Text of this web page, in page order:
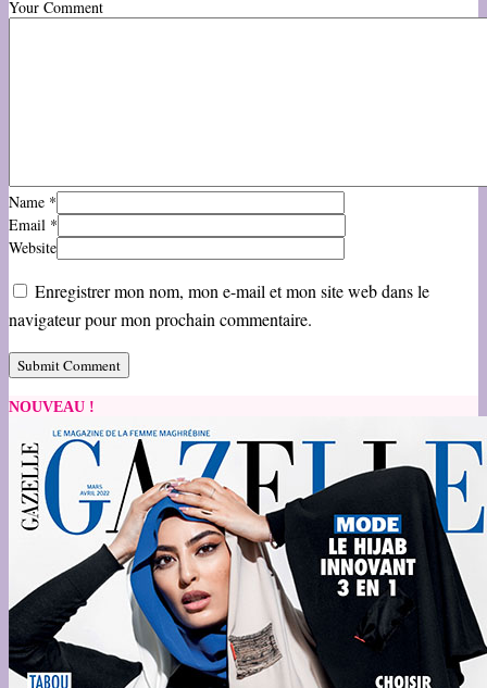
Your Comment
Name *
Email *
Website
Enregistrer mon nom, mon e-mail et mon site web dans le
navigateur pour mon prochain commentaire.
NOUVEAU !